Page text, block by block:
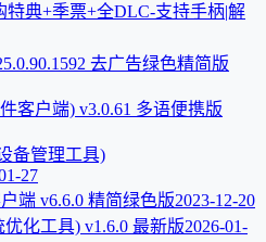
特典+季票+全DLC-支持手柄|解
去广告绿色精简版
客户端) v3.0.61 多语便携版
备管理工具)
27
端 v6.6.0 精简绿色版2023-12-20
优化工具) v1.6.0 最新版2026-01-